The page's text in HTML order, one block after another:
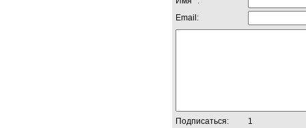
Email:
Подписаться: 1